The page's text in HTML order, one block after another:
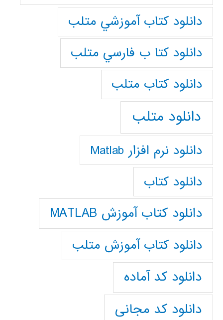
دانلود كتاب آموزشي متلب
دانلود كتا ب فارسي متلب
دانلود كتاب متلب
دانلود متلب
دانلود نرم افزار Matlab
دانلود کتاب
دانلود کتاب آموزش MATLAB
دانلود کتاب آموزش متلب
دانلود کد آماده
دانلود کد مجانی